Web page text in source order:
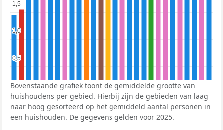
0,5
0,5
1,0
1,0
1,5
1,5
Bovenstaande grafiek toont de gemiddelde grootte van
huishoudens per gebied. Hierbij zijn de gebieden van laag
naar hoog gesorteerd op het gemiddeld aantal personen in
een huishouden. De gegevens gelden voor 2025.